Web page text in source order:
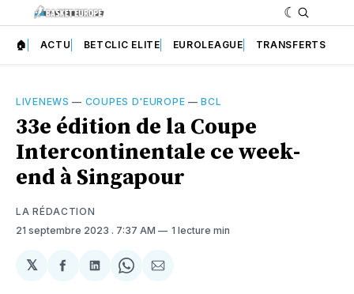
🏠 ACTU BETCLIC ELITE EUROLEAGUE TRANSFERTS
LIVENEWS — COUPES D'EUROPE —BCL
33e édition de la Coupe
Intercontinentale ce week-
end à Singapour
LA RÉDACTION
21 septembre 2023 . 7:37 AM 1 lecture min
𝕏
PartagerPartager
SharePartager